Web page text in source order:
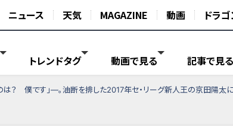
ニュース 天気 MAGAZINE 動画 ドラ
トレンドタグ 動画で見る 記事で見る
は？ 僕です」―。油断を排した2017年セ・リーグ新人王の京田陽太